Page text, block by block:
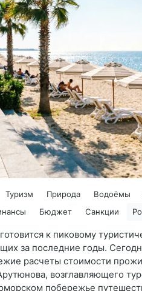
Туризм Природа Водоёмы
Бюджет Санкции
к пиковому
за последние годы.
расчеты стоимости
возглавляющего
побережье